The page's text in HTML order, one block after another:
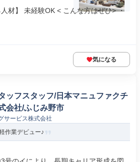
材】 未経験OK < こんな方はぜひ> ・
気になる
ッフスタッフ/日本マニュファクチ
会社/ふじみ野市
サービス株式会社
作業デビュー♪